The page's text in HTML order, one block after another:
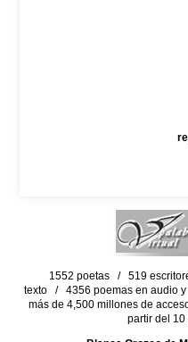
1552 poetas / 519
texto / 4356 poemas en audio
más de 4,500 millones de
partir del 10